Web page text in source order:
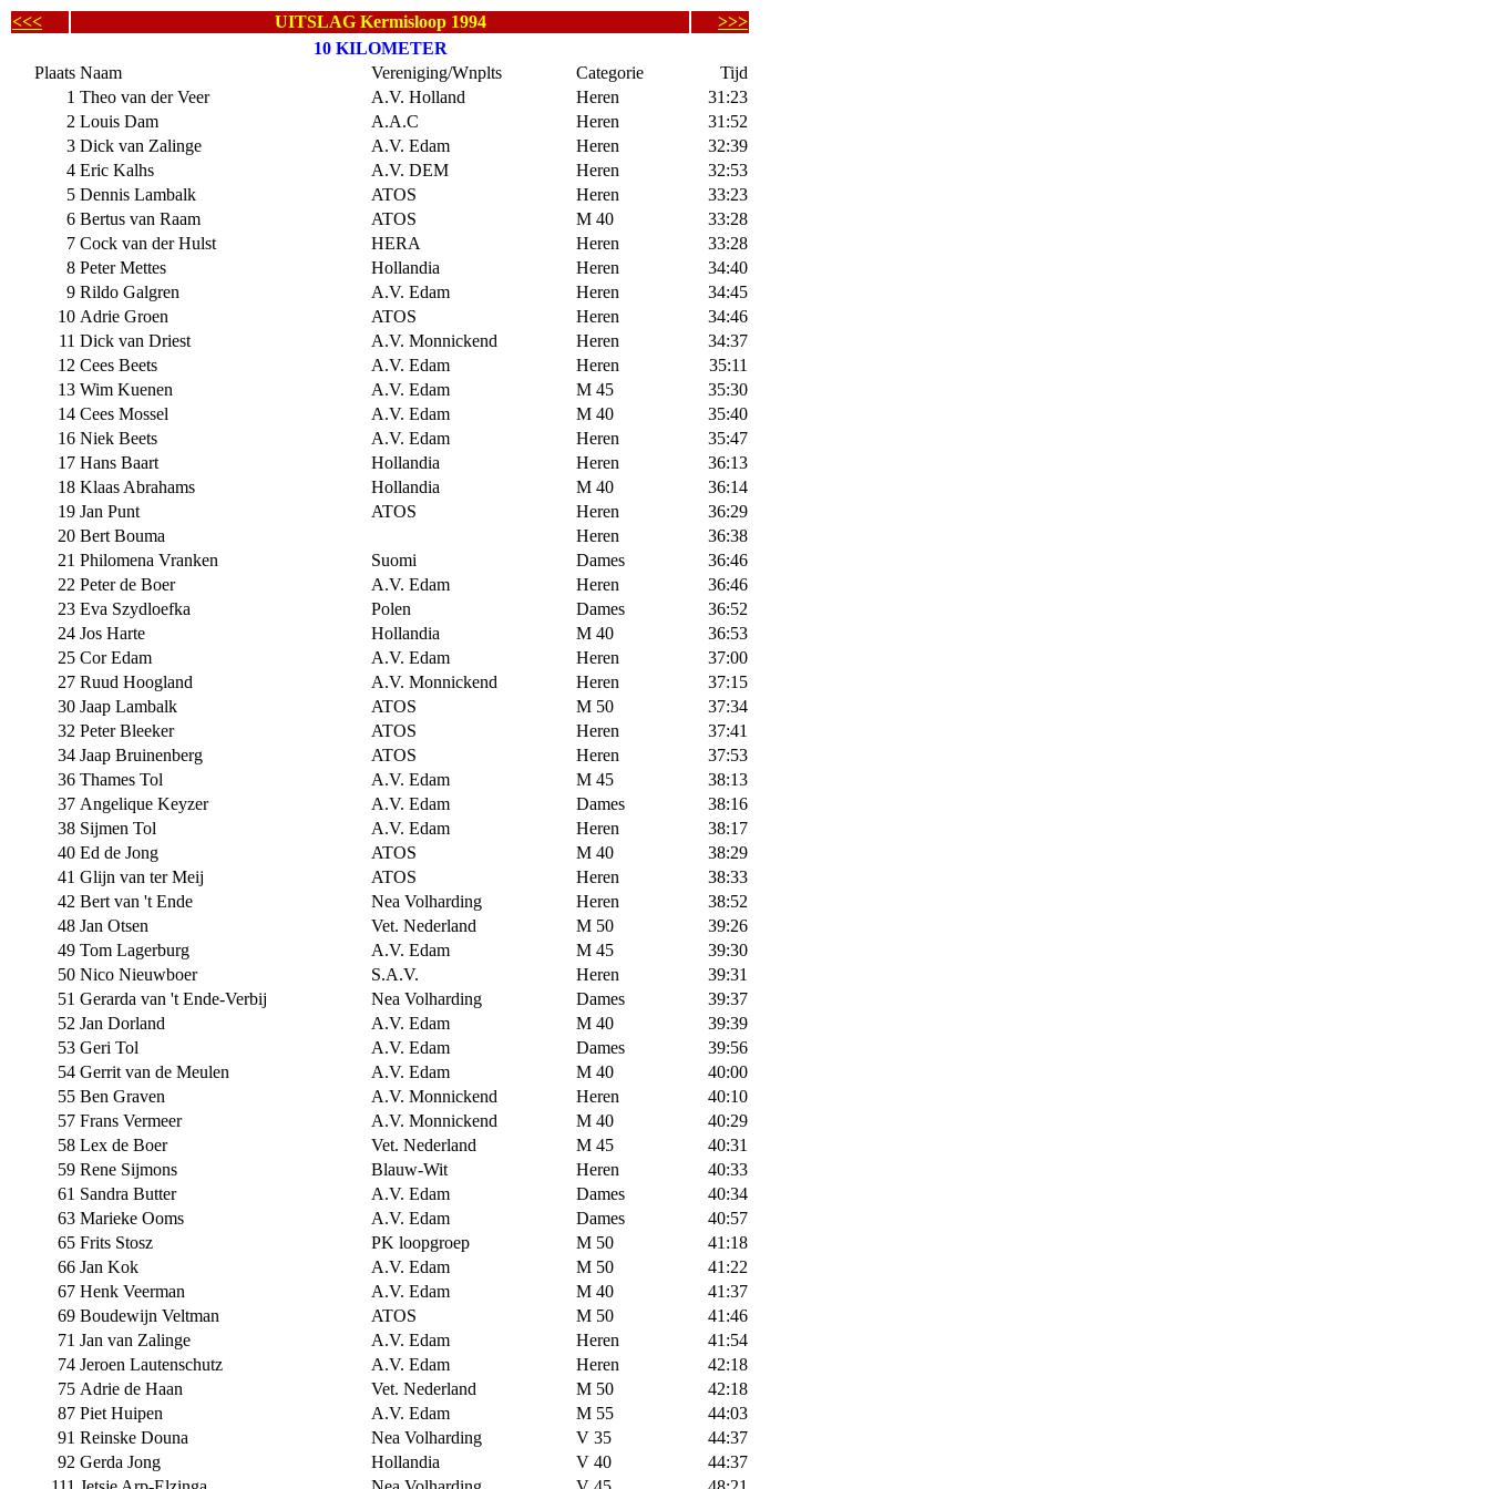
<<< UITSLAG Kermisloop 1994
>>>
10 KILOMETER
Plaats Naam Vereniging/Wnplts Categorie
Tijd
1 Theo van der Veer A.V. Holland Heren
31:23
2 Louis Dam A.A.C Heren
31:52
3 Dick van Zalinge A.V. Edam Heren
32:39
4 Eric Kalhs A.V. DEM Heren
32:53
5 Dennis Lambalk ATOS Heren
33:23
6 Bertus van Raam ATOS M 40
33:28
7 Cock van der Hulst HERA Heren
33:28
8 Peter Mettes Hollandia Heren
34:40
9 Rildo Galgren A.V. Edam Heren
34:45
10 Adrie Groen ATOS Heren
34:46
11 Dick van Driest A.V. Monnickend Heren
34:37
12 Cees Beets A.V. Edam Heren
35:11
13 Wim Kuenen A.V. Edam M 45
35:30
14 Cees Mossel A.V. Edam M 40
35:40
16 Niek Beets A.V. Edam Heren
35:47
17 Hans Baart Hollandia Heren
36:13
18 Klaas Abrahams Hollandia M 40
36:14
19 Jan Punt ATOS Heren
36:29
20 Bert Bouma Heren
36:38
21 Philomena Vranken Suomi Dames
36:46
22 Peter de Boer A.V. Edam Heren
36:46
23 Eva Szydloefka Polen Dames
36:52
24 Jos Harte Hollandia M 40
36:53
25 Cor Edam A.V. Edam Heren
37:00
27 Ruud Hoogland A.V. Monnickend Heren
37:15
30 Jaap Lambalk ATOS M 50
37:34
32 Peter Bleeker ATOS Heren
37:41
34 Jaap Bruinenberg ATOS Heren
37:53
36 Thames Tol A.V. Edam M 45
38:13
37 Angelique Keyzer A.V. Edam Dames
38:16
38 Sijmen Tol A.V. Edam Heren
38:17
40 Ed de Jong ATOS M 40
38:29
41 Glijn van ter Meij ATOS Heren
38:33
42 Bert van 't Ende Nea Volharding Heren
38:52
48 Jan Otsen Vet. Nederland M 50
39:26
49 Tom Lagerburg A.V. Edam M 45
39:30
50 Nico Nieuwboer S.A.V. Heren
39:31
51 Gerarda van 't Ende-Verbij Nea Volharding Dames
39:37
52 Jan Dorland A.V. Edam M 40
39:39
53 Geri Tol A.V. Edam Dames
39:56
54 Gerrit van de Meulen A.V. Edam M 40
40:00
55 Ben Graven A.V. Monnickend Heren
40:10
57 Frans Vermeer A.V. Monnickend M 40
40:29
58 Lex de Boer Vet. Nederland M 45
40:31
59 Rene Sijmons Blauw-Wit Heren
40:33
61 Sandra Butter A.V. Edam Dames
40:34
63 Marieke Ooms A.V. Edam Dames
40:57
65 Frits Stosz PK loopgroep M 50
41:18
66 Jan Kok A.V. Edam M 50
41:22
67 Henk Veerman A.V. Edam M 40
41:37
69 Boudewijn Veltman ATOS M 50
41:46
71 Jan van Zalinge A.V. Edam Heren
41:54
74 Jeroen Lautenschutz A.V. Edam Heren
42:18
75 Adrie de Haan Vet. Nederland M 50
42:18
87 Piet Huipen A.V. Edam M 55
44:03
91 Reinske Douna Nea Volharding V 35
44:37
92 Gerda Jong Hollandia V 40
44:37